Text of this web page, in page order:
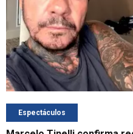
Espectáculos